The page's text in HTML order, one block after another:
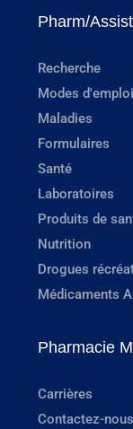
Pharm/Assist
Recherche
Modes d'emploi
Maladies
Formulaires
Santé
Laboratoires
Produits de
Nutrition
Drogues
Médicaments
Pharmacie
Carrières
Contactez-nous